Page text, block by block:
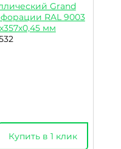
Grand
RAL 9003
мм
Купить в 1 клик